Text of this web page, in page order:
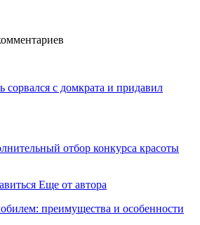
сорвался с домкрата и придавил
отбор конкурса красоты
Еще от автора
преимущества и особенности